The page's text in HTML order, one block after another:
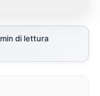
di lettura